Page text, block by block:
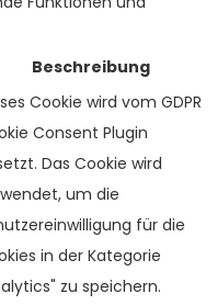
Beschreibung
Cookie wird vom GDPR
Consent Plugin
Das Cookie wird
um die
für die
in der Kategorie
zu speichern.